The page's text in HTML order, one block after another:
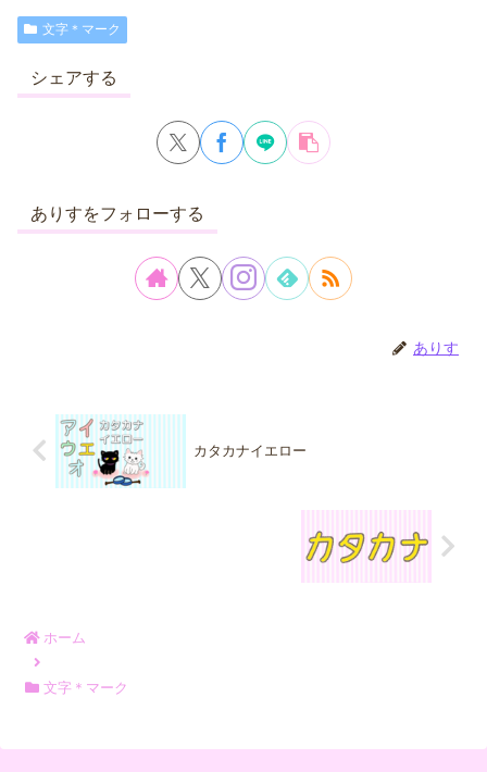
文字＊マーク
シェアする
ありすをフォローする
ありす
カタカナイエロー
ホーム
文字＊マーク